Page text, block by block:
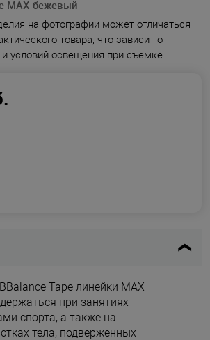
MAX бежевый
на фотографии может отличаться
товара, что зависит от
условий освещения при съемке.
Tape линейки MAX
при занятиях
спорта, а также на
тела, подверженных